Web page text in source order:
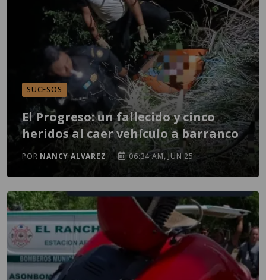
SUCESOS
El Progreso: un fallecido y cinco
heridos al caer vehículo a barranco
POR NANCY ALVAREZ 06:34 AM, JUN 25